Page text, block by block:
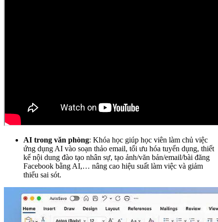
AI trong văn phòng: Khóa học giúp học viên làm chủ việc
ứng dụng AI vào soạn thảo email, tối ưu hóa tuyển dụng, thiết
kế nội dung đào tạo nhân sự, tạo ảnh/văn bản/email/bài đăng
Facebook bằng AI,… nâng cao hiệu suất làm việc và giảm
thiểu sai sót.